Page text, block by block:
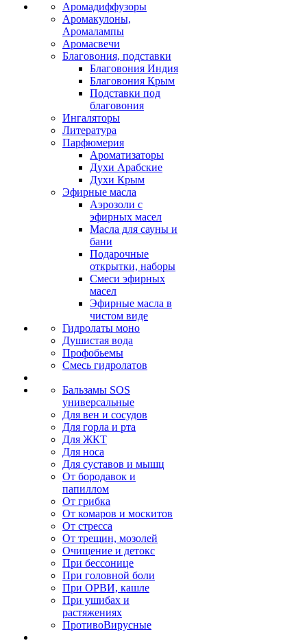
Аромадиффузоры
Аромакулоны,
Аромалампы
Аромасвечи
Благовония, подставки
Благовония Индия
Благовония Крым
Подставки под
благовония
Ингаляторы
Литература
Парфюмерия
Ароматизаторы
Духи Арабские
Духи Крым
Эфирные масла
Аэрозоли с
эфирных масел
Масла для сауны и
бани
Подарочные
открытки, наборы
Смеси эфирных
масел
Эфирные масла в
чистом виде
Гидролаты моно
Душистая вода
Профобьемы
Смесь гидролатов
Бальзамы SOS
универсальные
Для вен и сосудов
Для горла и рта
Для ЖКТ
Для носа
Для суставов и мышц
От бородавок и
папиллом
От грибка
От комаров и москитов
От стресса
От трещин, мозолей
Очищение и детокс
При бессонице
При головной боли
При ОРВИ, кашле
При ушибах и
растяжениях
ПротивоВирусные